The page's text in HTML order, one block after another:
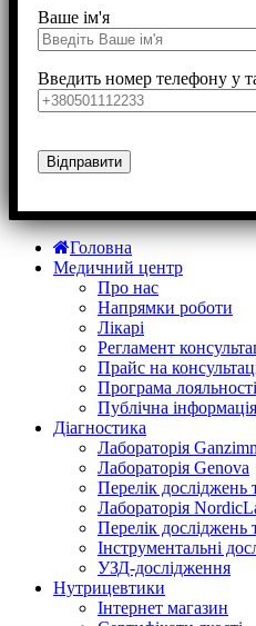
Ваше ім'я
Введить номер телефону у
Головна
Медичний центр
Про нас
Напрямки роботи
Лікарі
Регламент
Прайс на
Програма лояльності
Публічна інформація
Діагностика
Лабораторія
Лабораторія Genova
Перелік досліджень
Лабораторія
Перелік досліджень
Інструментальні
УЗД-дослідження
Нутрицевт​ики
Інтернет магазин